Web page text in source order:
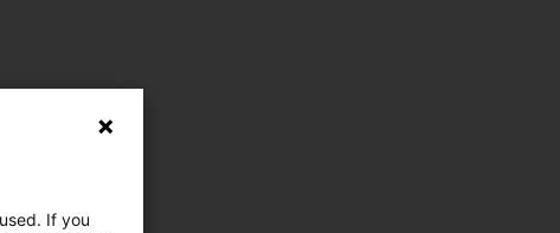
If you